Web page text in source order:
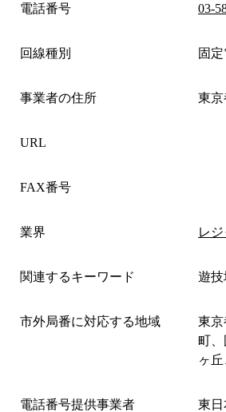
電話番号 03-
回線種別 固
事業者の住所 東京
URL
FAX番号
業界 レ
関連するキーワード 遊技
市外局番に対応する地域
東
町
ヶ
電話番号提供事業者 東